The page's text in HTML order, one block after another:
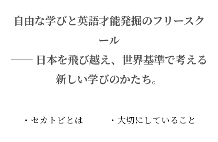
自由な学びと英語才能発掘のフリースク
ール
── 日本を飛び越え、世界基準で考える
新しい学びのかたち。
・セカトビとは ・大切にしていること